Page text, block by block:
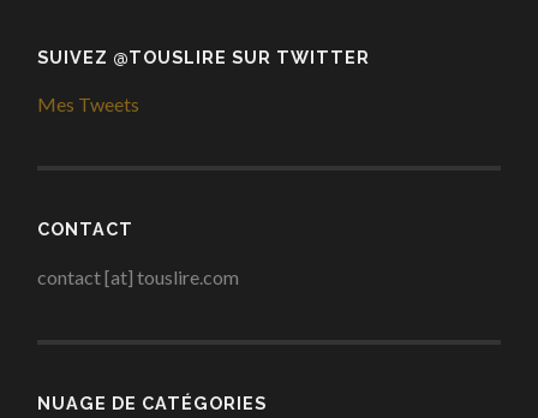
SUIVEZ @TOUSLIRE SUR TWITTER
Mes Tweets
CONTACT
contact [at] touslire.com
NUAGE DE CATÉGORIES